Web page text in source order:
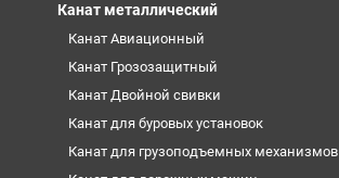
Канат металлический
Канат Авиационный
Канат Грозозащитный
Канат Двойной свивки
Канат для буровых установок
Канат для грузоподъемных механизмов